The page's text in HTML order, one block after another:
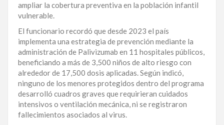
CONTÁCTENOS
ampliar la cobertura preventiva en la población infantil
vulnerable.
El funcionario recordó que desde 2023 el país
implementa una estrategia de prevención mediante la
administración de Palivizumab en 11 hospitales públicos,
beneficiando a más de 3,500 niños de alto riesgo con
alrededor de 17,500 dosis aplicadas. Según indicó,
ninguno de los menores protegidos dentro del programa
desarrolló cuadros graves que requirieran cuidados
intensivos o ventilación mecánica, ni se registraron
fallecimientos asociados al virus.